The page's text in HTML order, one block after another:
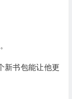
新书包能让他更